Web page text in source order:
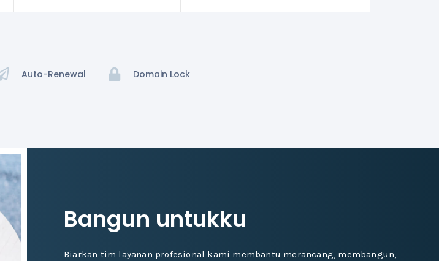
Auto-Renewal Domain Lock
Bangun untukku
Biarkan tim layanan profesional kami membantu merancang, membangun,